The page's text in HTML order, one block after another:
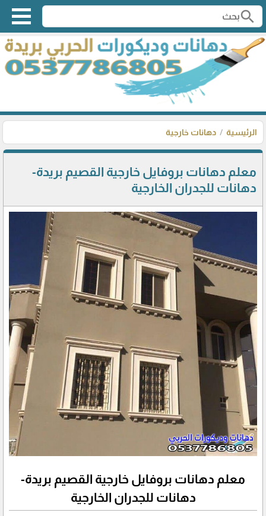
search
الرئيسية دهانات خارجية
معلم دهانات بروفايل خارجية القصيم بريدة-
دهانات للجدران الخارجية
معلم دهانات بروفايل خارجية القصيم بريدة-
دهانات للجدران الخارجية